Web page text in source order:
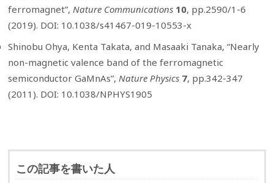
ferromagnet”, Nature Communications 10, pp.2590/1-6
(2019). DOI: 10.1038/s41467-019-10553-x
Shinobu Ohya, Kenta Takata, and Masaaki Tanaka, “Nearly
non-magnetic valence band of the ferromagnetic
semiconductor GaMnAs”, Nature Physics 7, pp.342-347
(2011). DOI: 10.1038/NPHYS1905
この記事を書いた人